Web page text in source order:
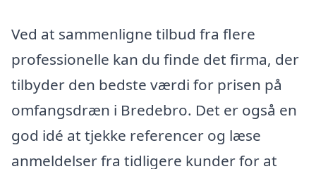
Ved at sammenligne tilbud fra flere
professionelle kan du finde det firma, der
tilbyder den bedste værdi for prisen på
omfangsdræn i Bredebro. Det er også en
god idé at tjekke referencer og læse
anmeldelser fra tidligere kunder for at